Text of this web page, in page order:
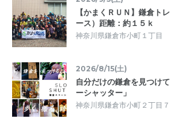
【かまくＲＵＮ】鎌倉ト
ース）距離：約１５ｋ
神奈川県鎌倉市小町１丁目
2026/8/15(土)
自分だけの鎌倉を見つけ
ーシャッター」
神奈川県鎌倉市小町２丁目７